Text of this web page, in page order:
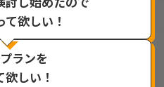
欲しい！
ランを
しい！